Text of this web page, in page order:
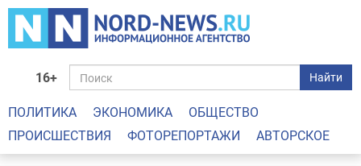
16+ Найти
ПОЛИТИКА ЭКОНОМИКА
ОБЩЕСТВО
ПРОИСШЕСТВИЯ
ФОТОРЕПОРТАЖИ АВТОРСКОЕ